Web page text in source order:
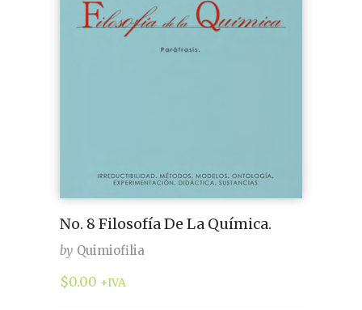
No. 8 Filosofía De La Química.
by Quimiofilia
$0.00 +IVA